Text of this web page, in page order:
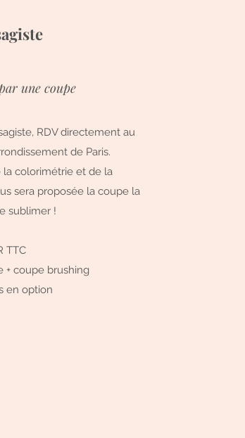
une coupe
RDV directement au
de Paris.
colorimétrie et de la
sera proposée la coupe la
sublimer !
TTC
+ coupe brushing
en option